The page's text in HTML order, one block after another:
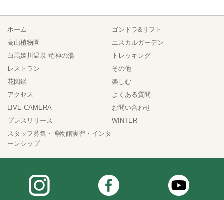
ホーム
ゴンドラ&リフト
高山植物園
エスカルガーデン
白馬姫川温泉 竜神の湯
トレッキング
レストラン
その他
花図鑑
楽しむ
アクセス
よくある質問
LIVE CAMERA
お問い合わせ
プレスリリース
WINTER
スタッフ募集・博物館実習・インタ
ーンシップ